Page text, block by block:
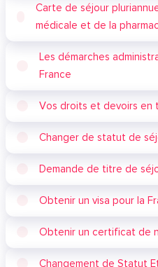
Carte de séjour
médicale et de la
Les démarches
France
Vos droits et devoirs en
Changer de statut de
Demande de titre de
Obtenir un visa pour la
Obtenir un certificat de
Changement de Statut